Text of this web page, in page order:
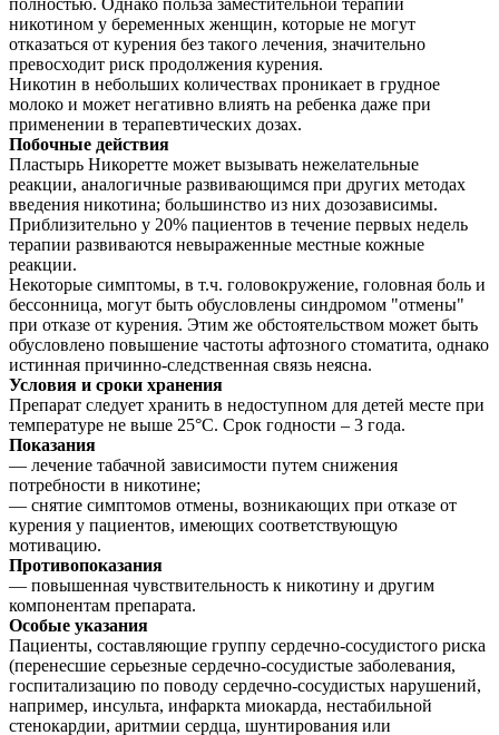
никотином у беременных женщин, которые не могут
отказаться от курения без такого лечения, значительно
превосходит риск продолжения курения.
Никотин в небольших количествах проникает в грудное
молоко и может негативно влиять на ребенка даже при
применении в терапевтических дозах.
Побочные действия
Пластырь Никоретте может вызывать нежелательные
реакции, аналогичные развивающимся при других методах
введения никотина; большинство из них дозозависимы.
Приблизительно у 20% пациентов в течение первых недель
терапии развиваются невыраженные местные кожные
реакции.
Некоторые симптомы, в т.ч. головокружение, головная боль и
бессонница, могут быть обусловлены синдромом "отмены"
при отказе от курения. Этим же обстоятельством может быть
обусловлено повышение частоты афтозного стоматита, однако
истинная причинно-следственная связь неясна.
Условия и сроки хранения
Препарат следует хранить в недоступном для детей месте при
температуре не выше 25°C. Срок годности – 3 года.
Показания
— лечение табачной зависимости путем снижения
потребности в никотине;
— снятие симптомов отмены, возникающих при отказе от
курения у пациентов, имеющих соответствующую
мотивацию.
Противопоказания
— повышенная чувствительность к никотину и другим
компонентам препарата.
Особые указания
Пациенты, составляющие группу сердечно-сосудистого риска
(перенесшие серьезные сердечно-сосудистые заболевания,
госпитализацию по поводу сердечно-сосудистых нарушений,
например, инсульта, инфаркта миокарда, нестабильной
стенокардии, аритмии сердца, шунтирования или